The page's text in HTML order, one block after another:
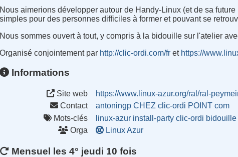
Nous aimerions développer autour de Handy-Linux (et de sa
simples pour des personnes difficiles à former et pouvant se
Nous sommes ouvert à tout, y compris à la bidouille sur l'atelier
Organisé conjointement par http://clic-ordi.com/fr et https://
Informations
Site web
https://www.linux-azur.org/ral/ral-
Contact
antoningp CHEZ clic-ordi POINT com
Mots-clés
linux-azur install-party clic-ordi bidouille
Orga
Linux Azur
Mensuel les 4° jeudi 10 fois